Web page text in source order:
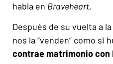
habla en Braveheart.
Después de su vuelta a
nos la “venden” como si
contrae matrimonio con